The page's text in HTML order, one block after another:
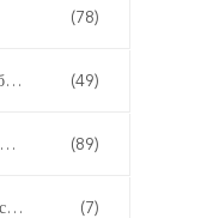
(78)
Внутреннеприсуще безопасная аппаратура (49)
Портативный детектор газа (89)
Через радиолокатор стены (7)